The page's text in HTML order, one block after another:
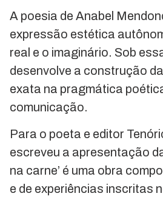
A poesia de Anabel
expressão estética
real e o imaginário. Sob
desenvolve a construção
exata na pragmática
comunicação.
Para o poeta e editor
escreveu a apresentação
na carne’ é uma obra
e de experiências inscritas